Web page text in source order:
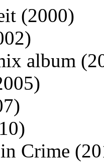
(2000)
album
Crime